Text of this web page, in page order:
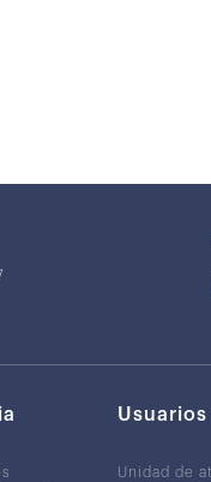
Usuarios
Unidad de